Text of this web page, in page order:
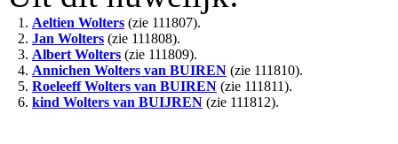
1. Aeltien Wolters (zie 111807).
2. Jan Wolters (zie 111808).
3. Albert Wolters (zie 111809).
4. Annichen Wolters van BUIREN (zie 111810).
5. Roeleeff Wolters van BUIREN (zie 111811).
6. kind Wolters van BUIJREN (zie 111812).